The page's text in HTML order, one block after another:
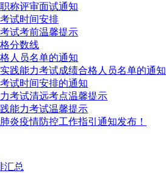
称评审面试通知
试时间安排
试考前温馨提示
分数线
人员名单的通知
践能力考试成绩合格人员名单的通知
试时间安排的通知
考试清远考点温馨提示
能力考试温馨提示
炎疫情防控工作指引通知发布！
汇总